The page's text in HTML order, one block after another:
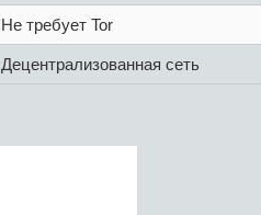
Не требует Tor
Децентрализованная сеть